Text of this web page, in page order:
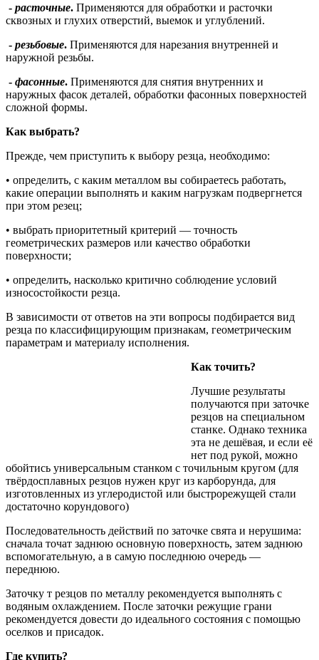
- расточные. Применяются для обработки и расточки
сквозных и глухих отверстий, выемок и углублений.
- резьбовые. Применяются для нарезания внутренней и
наружной резьбы.
- фасонные. Применяются для снятия внутренних и
наружных фасок деталей, обработки фасонных поверхностей
сложной формы.
Как выбрать?
Прежде, чем приступить к выбору резца, необходимо:
• определить, с каким металлом вы собираетесь работать,
какие операции выполнять и каким нагрузкам подвергнется
при этом резец;
• выбрать приоритетный критерий ― точность
геометрических размеров или качество обработки
поверхности;
• определить, насколько критично соблюдение условий
износостойкости резца.
В зависимости от ответов на эти вопросы подбирается вид
резца по классифицирующим признакам, геометрическим
параметрам и материалу исполнения.
Как точить?
Лучшие результаты
получаются при заточке
резцов на специальном
станке. Однако техника
эта не дешёвая, и если её
нет под рукой, можно
обойтись универсальным станком с точильным кругом (для
твёрдосплавных резцов нужен круг из карборунда, для
изготовленных из углеродистой или быстрорежущей стали
достаточно корундового)
Последовательность действий по заточке свята и нерушима:
сначала точат заднюю основную поверхность, затем заднюю
вспомогательную, а в самую последнюю очередь ―
переднюю.
Заточку т резцов по металлу рекомендуется выполнять с
водяным охлаждением. После заточки режущие грани
рекомендуется довести до идеального состояния с помощью
оселков и присадок.
Где купить?